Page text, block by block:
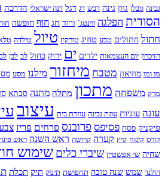
גבינה גובלן גוון גינה דבש דג דגל דנה ישראלי הדרכה
הסודית הפלגה ווינטג` ורוד חג חוף חופשה חורף
חתול חתולים טבע טוזיג טורקיז טיול טילדה
הזיכרון יום העצמאות ילדים ים ירוק כחול לב לבן
מו ומו מוזיאון מטבח מיחזור מילנו מסע
מרק משפחה מתכון מתלה מתנה סבתא
עוגה עוגיות עוגת גבינה עוזרת בית עיצוב
פיקניק פסח פסיפס פרובנס פרחים פריז צבע
קורס קינוח קיץ קערה קרושה ראש השנה ראש פינה
שחיה שי אפשטיין שיברי כליםשימוש
הולנד שמש שנה טובה תחפושת תינוק תיק תכלת